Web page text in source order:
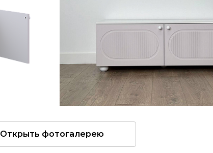
Открыть фотогалерею